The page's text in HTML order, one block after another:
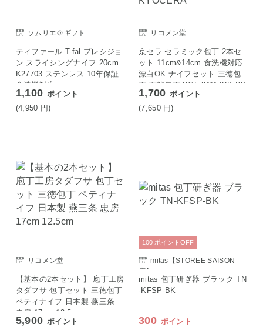
ソムリエ＠ギフト
ティファール T-fal プレシジョ
ン スライシングナイフ 20cm
K27703 ステンレス 10年保証
食洗機対応
1,100 ポイント
(4,950 円)
リコメン堂
京セラ セラミック包丁 2本セ
ット 11cm&14cm 食洗機対応
漂白OK ナイフセット 三徳包
丁 万能包丁 BGF-21114BK-BK
KYOCERA
1,700 ポイント
(7,650 円)
リコメン堂
【基本の2本セット】 庖丁工房
タダフサ 包丁セット 三徳包丁
ペティナイフ 日本製 燕三条
忠房 17cm 12.5cm
5,900 ポイント
mitas【STOREE SAISON
店】
mitas 包丁研ぎ器 ブラック TN
-KFSP-BK
300 ポイント
100 ポイント OFF